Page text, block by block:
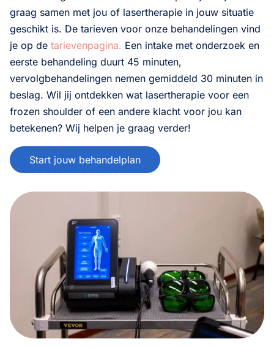
graag samen met jou of lasertherapie in jouw situatie
geschikt is. De tarieven voor onze behandelingen vind
je op de tarievenpagina. Een intake met onderzoek en
eerste behandeling duurt 45 minuten,
vervolgbehandelingen nemen gemiddeld 30 minuten in
beslag. Wil jij ontdekken wat lasertherapie voor een
frozen shoulder of een andere klacht voor jou kan
betekenen? Wij helpen je graag verder!
Start jouw behandelplan